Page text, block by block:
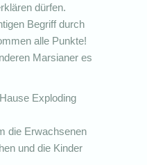
dürfen.
Begriff durch
alle Punkte!
Marsianer es
Exploding
die Erwachsenen
und die Kinder